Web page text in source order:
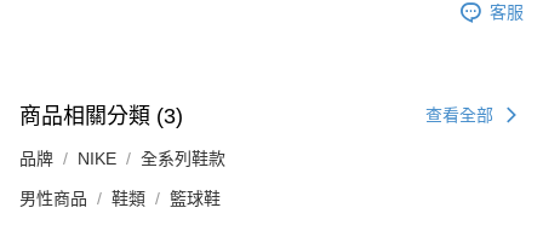
客服
商品相關分類 (3) 查看全部
品牌 NIKE 全系列鞋款
男性商品 鞋類 籃球鞋